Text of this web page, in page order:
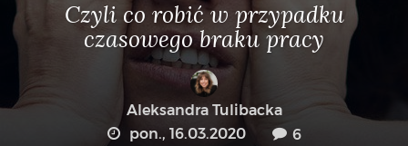
Czyli co robić w przypadku
czasowego braku pracy
Aleksandra Tulibacka
pon., 16.03.2020
6